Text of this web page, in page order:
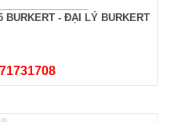
BURKERT - ĐẠI LÝ BURKERT